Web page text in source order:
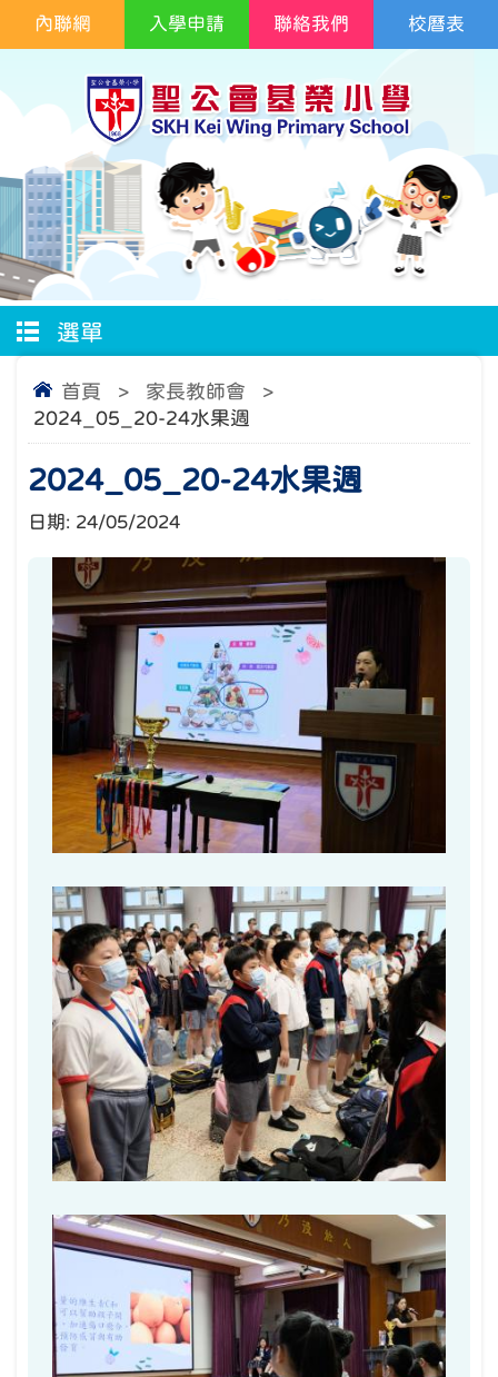
校曆表
內聯網 入學申請 聯絡我們
選單
首頁 > 家長教師會
>
2024_05_20-24水果週
2024_05_20-24水果週
日期: 24/05/2024